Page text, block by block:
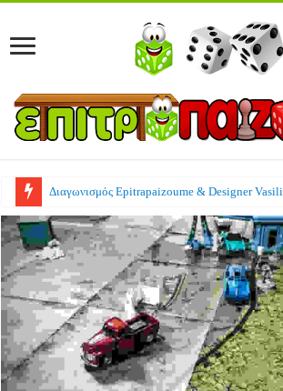
Διαγωνισμός Epitrapaizoume & Designer